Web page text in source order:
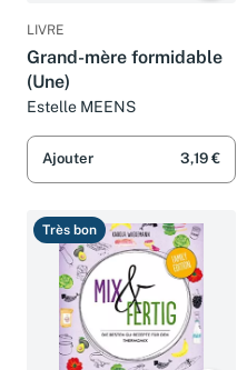
LIVRE
Grand-mère formidable
(Une)
Estelle MEENS
Ajouter 3,19 €
Très bon